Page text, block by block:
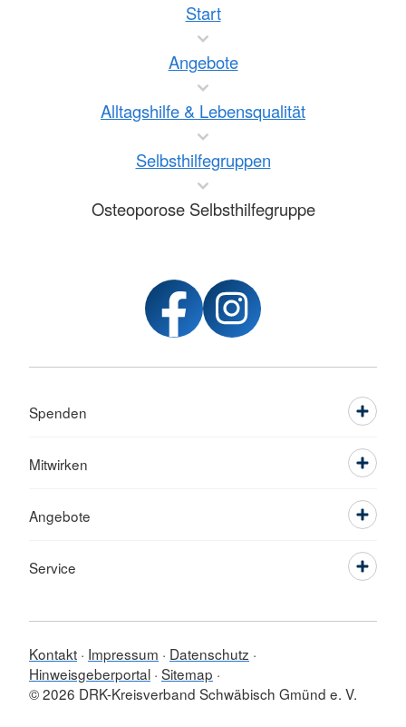
Start
Angebote
Alltagshilfe & Lebensqualität
Selbsthilfegruppen
Osteoporose Selbsthilfegruppe
Spenden
Mitwirken
Angebote
Service
Kontakt Impressum
Datenschutz
Hinweisgeberportal Sitemap
© 2026 DRK-Kreisverband Schwäbisch Gmünd e. V.